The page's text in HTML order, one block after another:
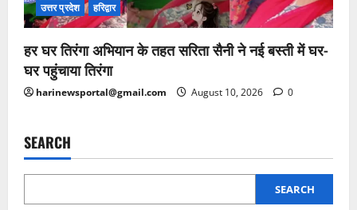
उत्तर प्रदेश हरिद्वार
हर घर तिरंगा अभियान के तहत सरिता सैनी ने नई बस्ती में घर-
घर पहुंचाया तिरंगा
harinewsportal@gmail.com August 10, 2026 0
SEARCH
SEARCH